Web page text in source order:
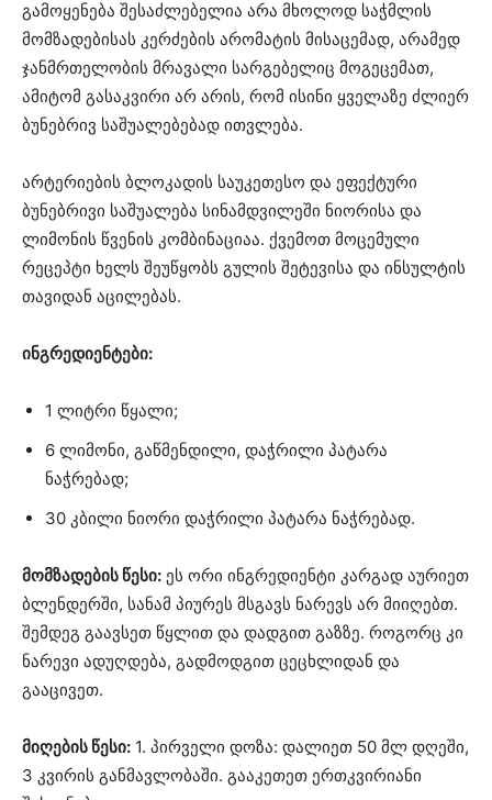
გამოყენება შესაძლებელია არა მხოლოდ საჭმლის
მომზადებისას კერძების არომატის მისაცემად, არამედ
ჯანმრთელობის მრავალი სარგებელიც მოგეცემათ,
ამიტომ გასაკვირი არ არის, რომ ისინი ყველაზე ძლიერ
ბუნებრივ საშუალებებად ითვლება.
არტერიების ბლოკადის საუკეთესო და ეფექტური
ბუნებრივი საშუალება სინამდვილეში ნიორისა და
ლიმონის წვენის კომბინაციაა. ქვემოთ მოცემული
რეცეპტი ხელს შეუწყობს გულის შეტევისა და ინსულტის
თავიდან აცილებას.
ინგრედიენტები:
1 ლიტრი წყალი;
6 ლიმონი, გაწმენდილი, დაჭრილი პატარა
ნაჭრებად;
30 კბილი ნიორი დაჭრილი პატარა ნაჭრებად.
მომზადების წესი: ეს ორი ინგრედიენტი კარგად აურიეთ
ბლენდერში, სანამ პიურეს მსგავს ნარევს არ მიიღებთ.
შემდეგ გაავსეთ წყლით და დადგით გაზზე. როგორც კი
ნარევი ადუღდება, გადმოდგით ცეცხლიდან და
გააცივეთ.
მიღების წესი: 1. პირველი დოზა: დალიეთ 50 მლ დღეში,
3 კვირის განმავლობაში. გააკეთეთ ერთკვირიანი